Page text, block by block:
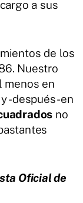
a sus
de los
Nuestro
menos en
-después- en
no
Oficial de